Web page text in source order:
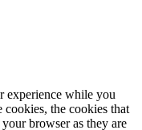
experience while you
cookies, the cookies that
browser as they are